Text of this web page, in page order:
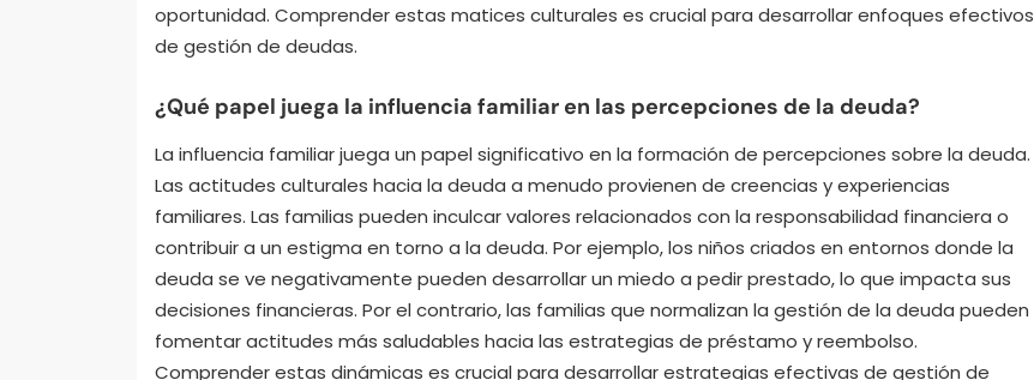
oportunidad. Comprender estas matices culturales es crucial para desarrollar enfoques efectivos
de gestión de deudas.
¿Qué papel juega la influencia familiar en las percepciones de la deuda?
La influencia familiar juega un papel significativo en la formación de percepciones sobre la deuda.
Las actitudes culturales hacia la deuda a menudo provienen de creencias y experiencias
familiares. Las familias pueden inculcar valores relacionados con la responsabilidad financiera o
contribuir a un estigma en torno a la deuda. Por ejemplo, los niños criados en entornos donde la
deuda se ve negativamente pueden desarrollar un miedo a pedir prestado, lo que impacta sus
decisiones financieras. Por el contrario, las familias que normalizan la gestión de la deuda pueden
fomentar actitudes más saludables hacia las estrategias de préstamo y reembolso.
Comprender estas dinámicas es crucial para desarrollar estrategias efectivas de gestión de